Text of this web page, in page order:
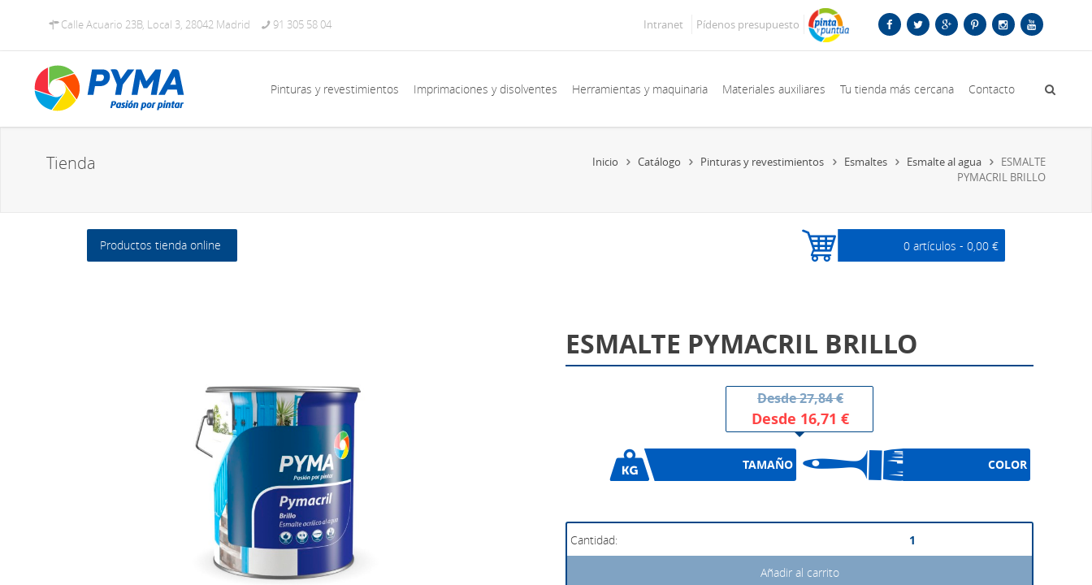
Calle Acuario 23B, Local 3, 28042 Madrid 91 305 58 04 Intranet Pídenos presupuesto
Pinturas y revestimientos Imprimaciones y disolventes Herramientas y maquinaria Materiales auxiliares Tu tienda más cercana Contacto
Tienda Inicio Catálogo Pinturas y revestimientos Esmaltes Esmalte al agua
ESMALTE
PYMACRIL BRILLO
Productos tienda online 0 artículos - 0,00 €
ESMALTE PYMACRIL BRILLO
Desde27,84 €
Desde 16,71 €
TAMAÑO COLOR
Añadir al carrito